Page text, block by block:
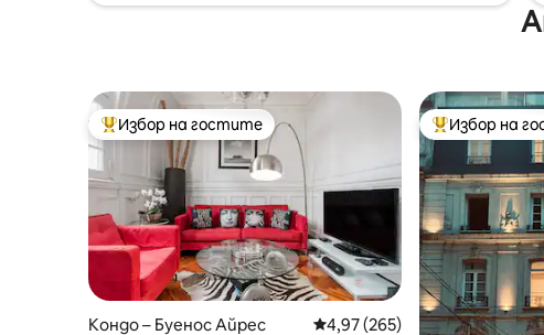
Най-популярен избор на гостите
Избор на гостите
Кондо – Буенос Айрес Средна оценка: 4,97 от 5,
4,97 (265)
Най-Избор на